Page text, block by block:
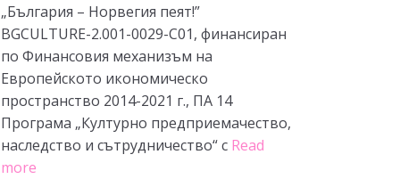
„България – Норвегия пеят!”
BGCULTURE-2.001-0029-C01, финансиран
по Финансовия механизъм на
Европейското икономическо
пространство 2014-2021 г., ПА 14
Програма „Културно предприемачество,
наследство и сътрудничество“ с Read
more